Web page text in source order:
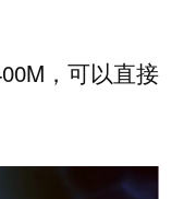
，可以直接